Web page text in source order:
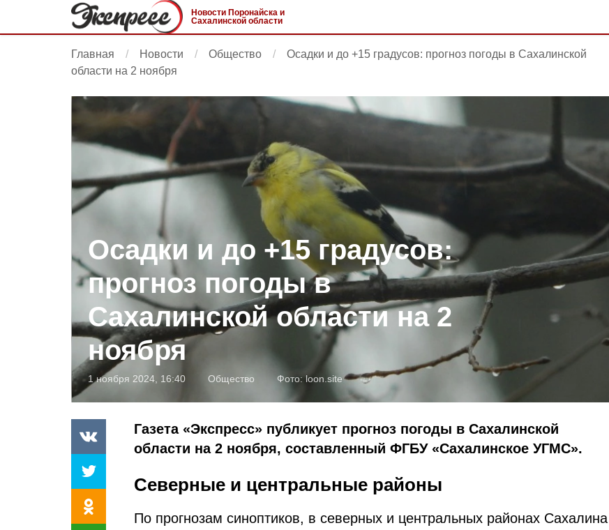
Новости Поронайска и
Сахалинской области
Главная Новости Общество
Осадки и до +15 градусов: прогноз погоды в Сахалинской
области на 2 ноября
Осадки и до +15 градусов:
прогноз погоды в
Сахалинской области на 2
ноября
1 ноября 2024, 16:40 Общество Фото:loon.site
Газета «Экспресс» публикует прогноз погоды в Сахалинской
области на 2 ноября, составленный ФГБУ «Сахалинское УГМС».
Северные и центральные районы
По прогнозам синоптиков, в северных и центральных районах Сахалина